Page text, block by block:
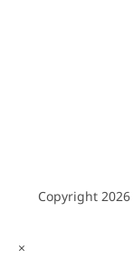
Copyright 2026
×